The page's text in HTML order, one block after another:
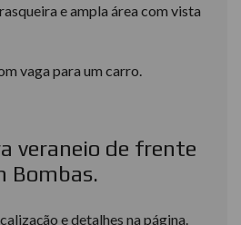
e ampla área com vista
vaga para um carro.
veraneio de frente
Bombas.
e detalhes na página.